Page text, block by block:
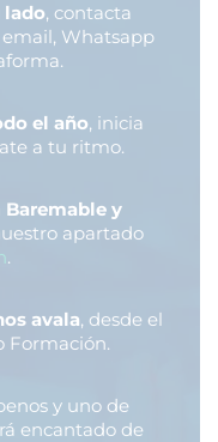
lado, contacta
Whatsapp
el año, inicia
a tu ritmo.
Baremable y
apartado
.
avala, desde el
Formación.
y uno de
encantado de